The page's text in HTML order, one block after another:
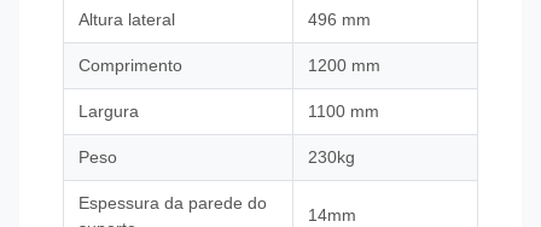
Altura lateral 496 mm
Comprimento 1200 mm
Largura 1100 mm
Peso 230kg
Espessura da parede do
14mm